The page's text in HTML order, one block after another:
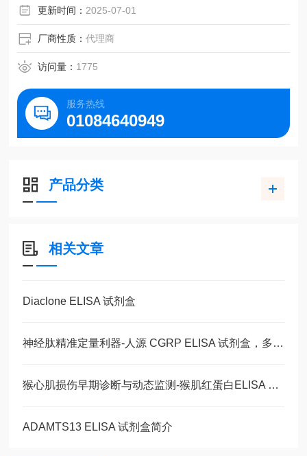
更新时间： 2025-07-01
厂商性质：代理商
访问量： 1775
服务热线
01084640949
产品分类
相关文章
Diaclone ELISA 试剂盒
神经肽精准定量利器-人源 CGRP ELISA 试剂盒，多类型样本直接检测
猴心肌损伤早期诊断与动态监测-猴肌红蛋白ELISA 试剂盒
ADAMTS13 ELISA 试剂盒简介